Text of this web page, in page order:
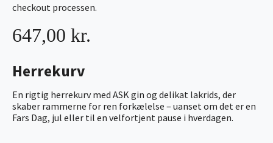
Herrekurv
En rigtig herrekurv med ASK gin og delikat lakrids, der
skaber rammerne for ren forkælelse – uanset om det er en
Fars Dag, jul eller til en velfortjent pause i hverdagen.
647,00 kr.
checkout processen.